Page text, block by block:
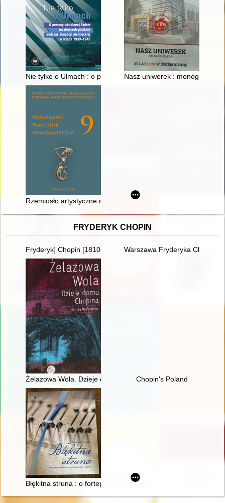
Nie tylko o Ulmach : o pomocy udzielanej Żydom na
Nasz uniwerek : monografia :
Rzemiosło artystyczne numizmatami zdobione w zbiorach
FRYDERYK CHOPIN
Fryderyk] Chopin [1810-1849]. Życie i droga twórcza
Warszawa Fryderyka Chopina
Żelazowa Wola. Dzieje domu ChopinaChopin's Poland
Błękitna struna : o fortepianach romantycznych Fryderyka